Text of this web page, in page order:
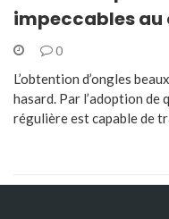
impeccables au
0
L’obtention d’ongles
hasard. Par l’adoption de
régulière est capable de